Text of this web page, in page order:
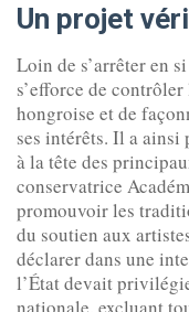
Un projet
Loin de s’arrêter en
s’efforce de
hongroise et de
ses intérêts. Il a
à la tête des
conservatrice
promouvoir les
du soutien aux
déclarer dans une
l’État devait
nationale, excluant